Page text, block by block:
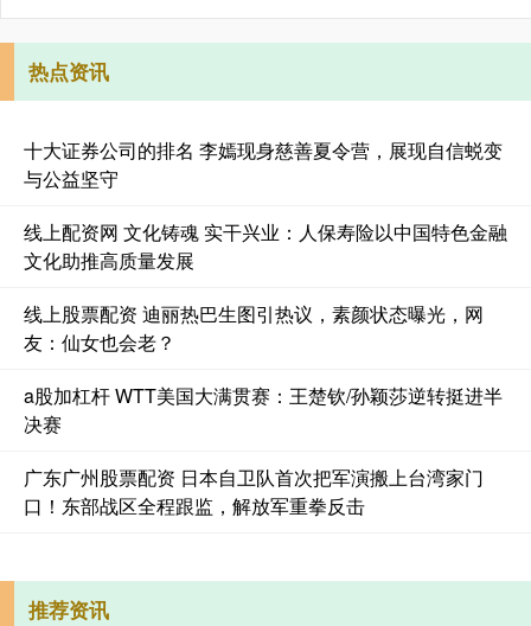
热点资讯
十大证券公司的排名 李嫣现身慈善夏令营，展现自信蜕变
与公益坚守
线上配资网 文化铸魂 实干兴业：人保寿险以中国特色金融
文化助推高质量发展
线上股票配资 迪丽热巴生图引热议，素颜状态曝光，网
友：仙女也会老？
a股加杠杆 WTT美国大满贯赛：王楚钦/孙颖莎逆转挺进半
决赛
广东广州股票配资 日本自卫队首次把军演搬上台湾家门
口！东部战区全程跟监，解放军重拳反击
推荐资讯